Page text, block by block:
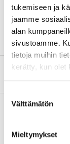
tukemiseen ja
jaamme
alan
sivustoamme.
tietoja muihin
kerätty, kun olet
Suostumuksen
valinta
Välttämätön
Mieltymykset
Volume
About the